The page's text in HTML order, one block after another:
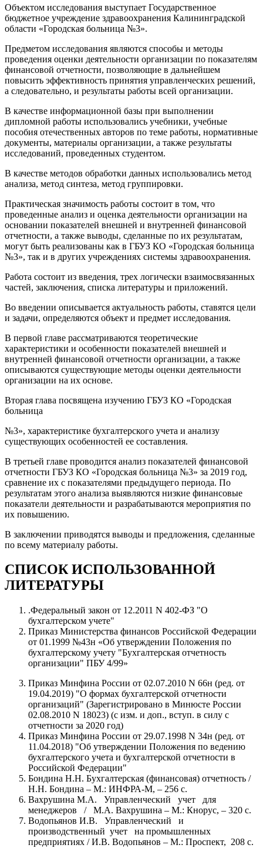
Объектом исследования выступает Государственное
бюджетное учреждение здравоохранения Калининградской
области «Городская больница №3».
Предметом исследования являются способы и методы
проведения оценки деятельности организации по показателям
финансовой отчетности, позволяющие в дальнейшем
повысить эффективность принятия управленческих решений,
а следовательно, и результаты работы всей организации.
В качестве информационной базы при выполнении
дипломной работы использовались учебники, учебные
пособия отечественных авторов по теме работы, нормативные
документы, материалы организации, а также результаты
исследований, проведенных студентом.
В качестве методов обработки данных использовались метод
анализа, метод синтеза, метод группировки.
Практическая значимость работы состоит в том, что
проведенные анализ и оценка деятельности организации на
основании показателей внешней и внутренней финансовой
отчетности, а также выводы, сделанные по их результатам,
могут быть реализованы как в ГБУЗ КО «Городская больница
№3», так и в других учреждениях системы здравоохранения.
Работа состоит из введения, трех логически взаимосвязанных
частей, заключения, списка литературы и приложений.
Во введении описывается актуальность работы, ставятся цели
и задачи, определяются объект и предмет исследования.
В первой главе рассматриваются теоретические
характеристики и особенности показателей внешней и
внутренней финансовой отчетности организации, а также
описываются существующие методы оценки деятельности
организации на их основе.
Вторая глава посвящена изучению ГБУЗ КО «Городская
больница
№3», характеристике бухгалтерского учета и анализу
существующих особенностей ее составления.
В третьей главе проводится анализ показателей финансовой
отчетности ГБУЗ КО «Городская больница №3» за 2019 год,
сравнение их с показателями предыдущего периода. По
результатам этого анализа выявляются низкие финансовые
показатели деятельности и разрабатываются мероприятия по
их повышению.
В заключении приводятся выводы и предложения, сделанные
по всему материалу работы.
СПИСОК ИСПОЛЬЗОВАННОЙ
ЛИТЕРАТУРЫ
.Федеральный закон от 12.2011 N 402-ФЗ "О
бухгалтерском учете"
Приказ Министерства финансов Российской Федерации
от 01.1999 №43н «Об утверждении Положения по
бухгалтерскому учету "Бухгалтерская отчетность
организации" ПБУ 4/99»
Приказ Минфина России от 02.07.2010 N 66н (ред. от
19.04.2019) "О формах бухгалтерской отчетности
организаций" (Зарегистрировано в Минюсте России
02.08.2010 N 18023) (с изм. и доп., вступ. в силу с
отчетности за 2020 год)
Приказ Минфина России от 29.07.1998 N 34н (ред. от
11.04.2018) "Об утверждении Положения по ведению
бухгалтерского учета и бухгалтерской отчетности в
Российской Федерации"
Бондина Н.Н. Бухгалтерская (финансовая) отчетность /
Н.Н. Бондина – М.: ИНФРА-М, – 256 с.
Вахрушина М.А. Управленческий учет для
менеджеров / М.А. Вахрушина – М.: Кнорус, – 320 с.
Водопьянов И.В. Управленческий и
производственный учет на промышленных
предприятиях / И.В. Водопьянов – М.: Проспект, 208 с.